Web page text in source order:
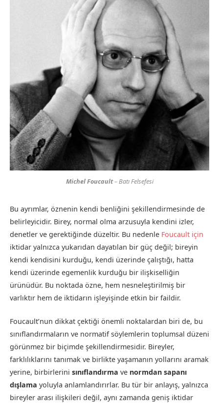
Michel Foucault– Batı Felsefesi
Bu ayrımlar, öznenin kendi benliğini şekillendirmesinde de
belirleyicidir. Birey, normal olma arzusuyla kendini izler,
denetler ve gerektiğinde düzeltir. Bu nedenle Foucault için
iktidar yalnızca yukarıdan dayatılan bir güç değil; bireyin
kendi kendisini kurduğu, kendi üzerinde çalıştığı, hatta
kendi üzerinde egemenlik kurduğu bir ilişkiselliğin
ürünüdür. Bu noktada özne, hem nesneleştirilmiş bir
varlıktır hem de iktidarın işleyişinde etkin bir faildir.
Foucault’nun dikkat çektiği önemli noktalardan biri de, bu
sınıflandırmaların ve normatif söylemlerin toplumsal düzeni
görünmez bir biçimde şekillendirmesidir. Bireyler,
farklılıklarını tanımak ve birlikte yaşamanın yollarını aramak
yerine, birbirlerini sınıflandırma ve normdan sapanı
dışlama yoluyla anlamlandırırlar. Bu tür bir anlayış, yalnızca
bireyler arası ilişkileri değil, aynı zamanda geniş iktidar